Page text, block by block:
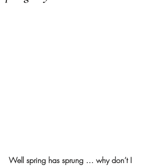
Well spring has sprung … why don’t I